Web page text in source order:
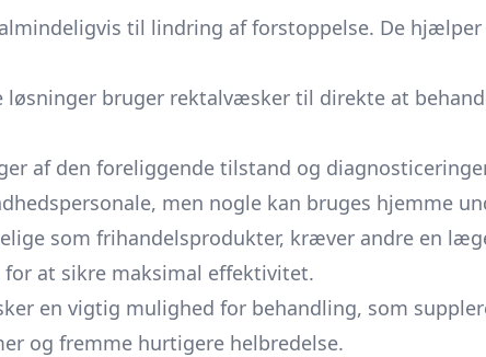
til lindring af forstoppelse. De
løsninger bruger rektalvæsker til direkte at
af den foreliggende tilstand og
men nogle kan bruges hjemme
som frihandelsprodukter, kræver andre en
at sikre maksimal effektivitet.
en vigtig mulighed for behandling, som
og fremme hurtigere helbredelse.